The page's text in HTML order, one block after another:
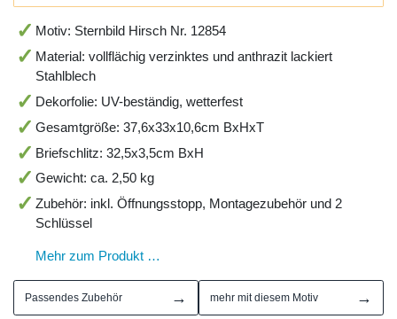
Motiv: Sternbild Hirsch Nr. 12854
Material: vollflächig verzinktes und anthrazit lackiert
Stahlblech
Dekorfolie: UV-beständig, wetterfest
Gesamtgröße: 37,6x33x10,6cm BxHxT
Briefschlitz: 32,5x3,5cm BxH
Gewicht: ca. 2,50 kg
Zubehör: inkl. Öffnungsstopp, Montagezubehör und 2
Schlüssel
Mehr zum Produkt …
Passendes Zubehör → mehr mit diesem Motiv →